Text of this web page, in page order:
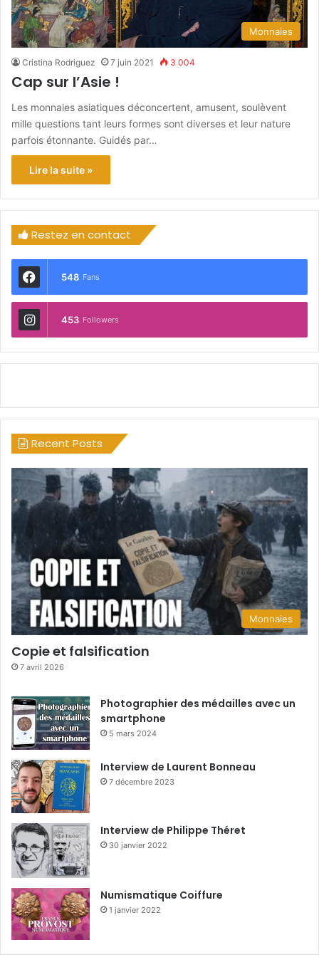
Monnaies
Cristina Rodriguez 7 juin 2021 3 004
Cap sur l’Asie !
Les monnaies asiatiques déconcertent, amusent, soulèvent
mille questions tant leurs formes sont diverses et leur nature
parfois étonnante. Guidés par…
Lire la suite »
Restez en contact
548 Fans
453 Followers
Recent Posts
Monnaies
Copie et falsification
7 avril 2026
Photographier des médailles avec un
smartphone
5 mars 2024
Interview de Laurent Bonneau
7 décembre 2023
Interview de Philippe Théret
30 janvier 2022
Numismatique Coiffure
1 janvier 2022